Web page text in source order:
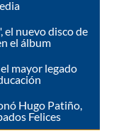
nuevo disco de
el álbum
el mayor legado
Hugo Patiño,
Felices